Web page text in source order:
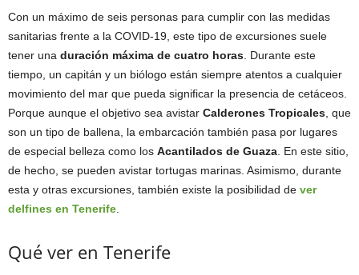
Con un máximo de seis personas para cumplir con las medidas
sanitarias frente a la COVID-19, este tipo de excursiones suele
tener una duración máxima de cuatro horas . Durante este
tiempo, un capitán y un biólogo están siempre atentos a cualquier
movimiento del mar que pueda significar la presencia de cetáceos.
Porque aunque el objetivo sea avistar Calderones Tropicales , que
son un tipo de ballena, la embarcación también pasa por lugares
de especial belleza como los Acantilados de Guaza . En este sitio,
de hecho, se pueden avistar tortugas marinas. Asimismo, durante
esta y otras excursiones, también existe la posibilidad de ver
delfines en Tenerife
Qué ver en Tenerife